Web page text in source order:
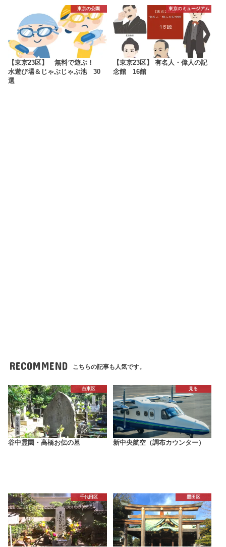
東京の公園
【東京23区】 無料で遊ぶ！
水遊び場＆じゃぶじゃぶ池 30
選
東京のミュージアム
【東京23区】 有名人・偉人の記
念館 16館
RECOMMEND こちらの記事も人気です。
台東区
谷中霊園・高橋お伝の墓
見る
新中央航空（調布カウンター）
千代田区 墨田区